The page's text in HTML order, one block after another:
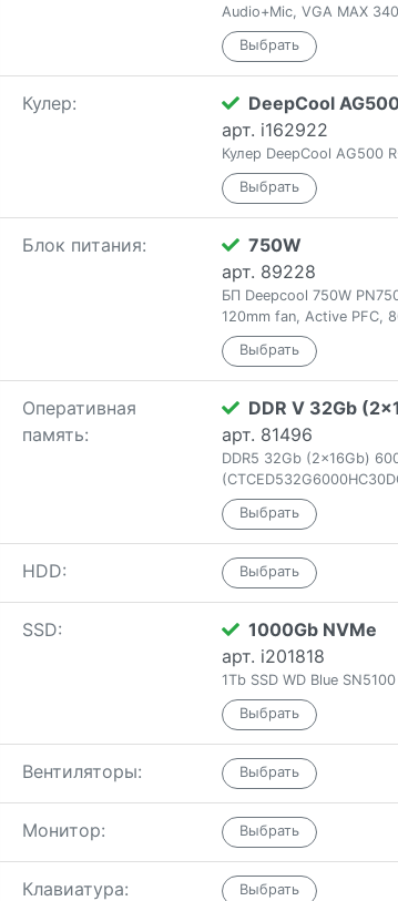
Audio+Mic, VGA MAX
Кулер:
DeepCool
арт. i162922
Кулер DeepCool AG500
Блок питания:
750W
арт. 89228
БП Deepcool 750W
120mm fan, Active PFC,
Оперативная
память:
DDR V 32Gb
арт. 81496
DDR5 32Gb (2x16Gb)
HDD:
SSD:
1000Gb NVMe
арт. i201818
1Tb SSD WD Blue
Вентиляторы:
Монитор:
Клавиатура: